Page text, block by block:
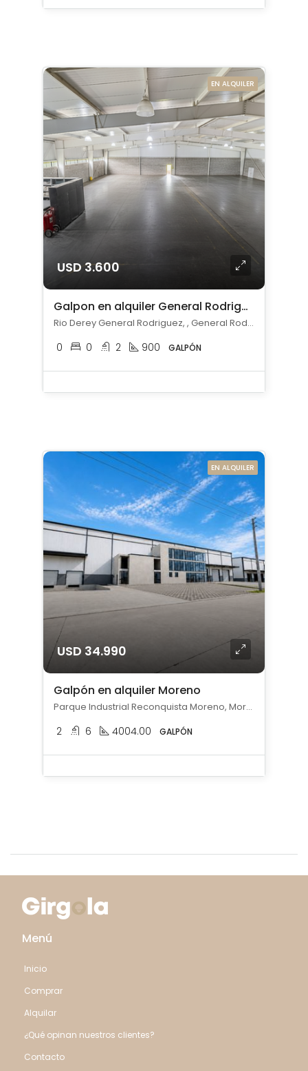
EN ALQUILER
USD 3.600
Galpon en alquiler General Rodriguez
Rio Derey General Rodriguez, , General Rodríguez
0 0 2 900 GALPÓN
EN ALQUILER
USD 34.990
Galpón en alquiler Moreno
Parque Industrial Reconquista Moreno, Moreno, Moreno
2 6 4004.00 GALPÓN
Menú
Inicio
Comprar
Alquilar
¿Qué opinan nuestros clientes?
Contacto